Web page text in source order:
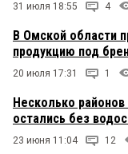
31 июля 18:55 4
В Омской области
продукцию под
20 июля 17:31 1
Несколько
остались без
23 июня 11:04 12